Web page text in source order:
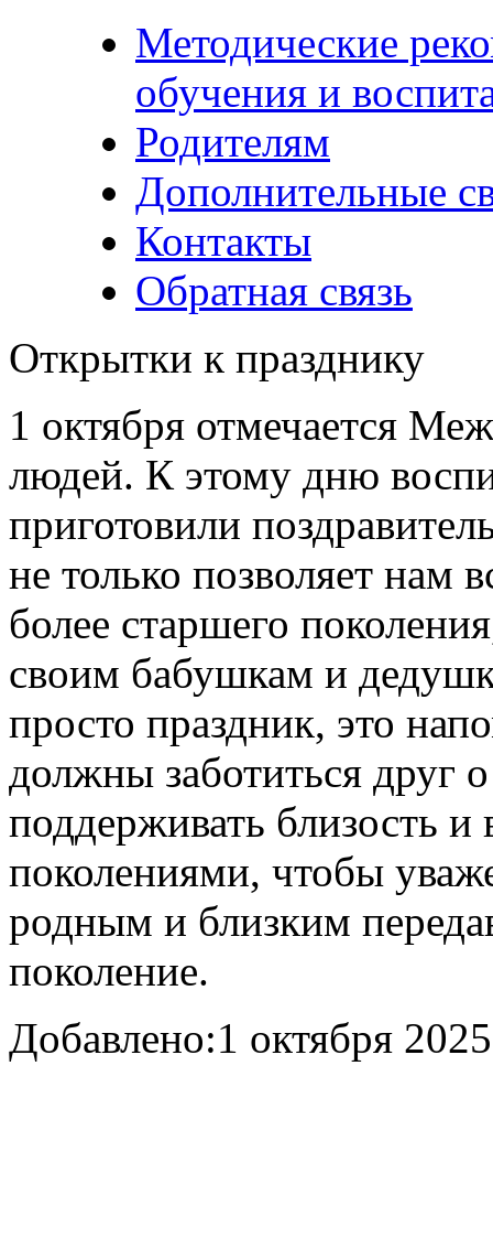
Методические
обучения и
Родителям
Дополнительные
Контакты
Обратная связь
Открытки к празднику
1 октября отмечается
людей. К этому дню
приготовили
не только позволяет нам
более старшего
своим бабушкам и
просто праздник, это
должны заботиться друг
поддерживать близость
поколениями, чтобы
родным и близким
поколение.
Добавлено:1 октября